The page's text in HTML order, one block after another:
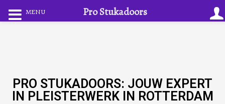
PRO STUKADOORS: JOUW EXPERT
IN PLEISTERWERK IN ROTTERDAM
MENU Pro Stukadoors